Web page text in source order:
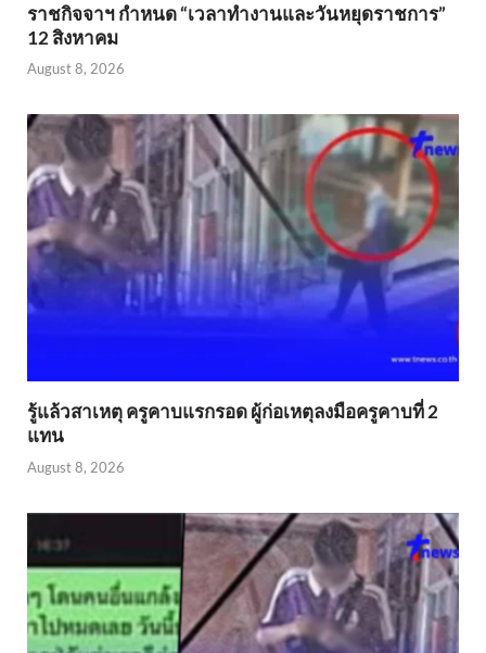
ราชกิจจาฯ กำหนด “เวลาทำงานและวันหยุดราชการ”
12 สิงหาคม
August 8, 2026
รู้แล้วสาเหตุ ครูคาบแรกรอด ผู้ก่อเหตุลงมือครูคาบที่ 2
แทน
August 8, 2026